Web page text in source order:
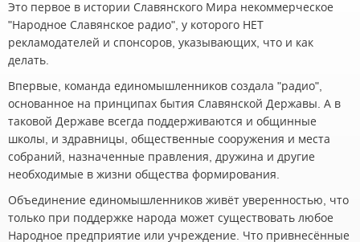
Это первое в истории Славянского Мира некоммерческое
"Народное Славянское радио", у которого НЕТ
рекламодателей и спонсоров, указывающих, что и как
делать.
Впервые, команда единомышленников создала "радио",
основанное на принципах бытия Славянской Державы. А в
таковой Державе всегда поддерживаются и общинные
школы, и здравницы, общественные сооружения и места
собраний, назначенные правления, дружина и другие
необходимые в жизни общества формирования.
Объединение единомышленников живёт уверенностью, что
только при поддержке народа может существовать любое
Народное предприятие или учреждение. Что привнесённые